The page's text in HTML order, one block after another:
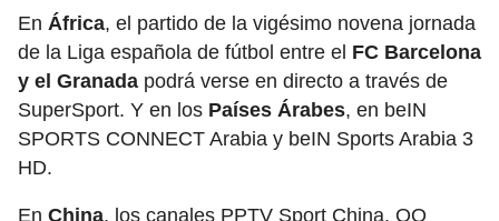
En África, el partido de la vigésimo novena jornada
de la Liga española de fútbol entre el FC Barcelona
y el Granada podrá verse en directo a través de
SuperSport. Y en los Países Árabes, en beIN
SPORTS CONNECT Arabia y beIN Sports Arabia 3
HD.
En China, los canales PPTV Sport China, QQ